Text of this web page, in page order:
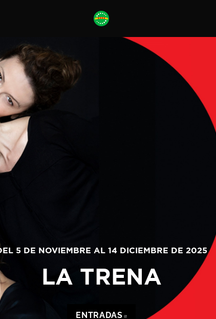
5 DE NOVIEMBRE AL 14 DICIEMBRE DE 2025
LA TRENA
ENTRADAS ABRE EN NUEVA